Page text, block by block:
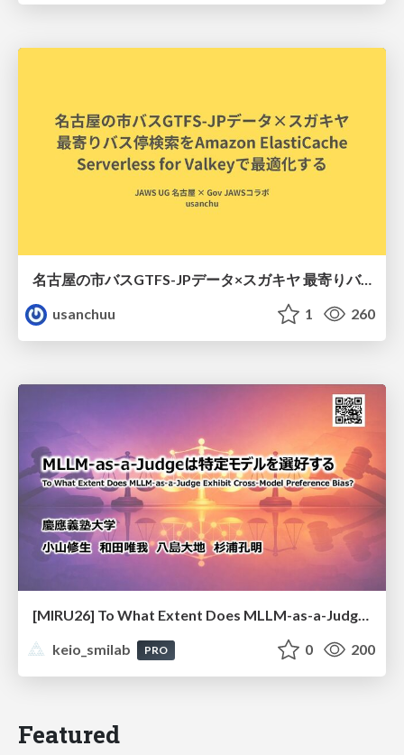
名古屋の市バスGTFS-JPデータ×スガキヤ 最寄りバス停検索をAmazon ElastiCache Serverless for Valkeyで最適化する
usanchuu
1 260
[MIRU26] To What Extent Does MLLM-as-a-Judge Exhibit Cross-Model Preference Bias?
keio_smilab
PRO 0 200
Featured